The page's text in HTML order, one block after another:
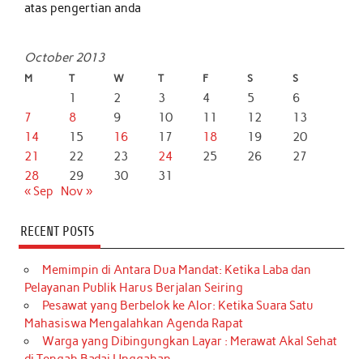
atas pengertian anda
October 2013
M T W T F S S
1 2 3 4 5
6
7
8 9 10 11 12
13
14
15 16 17 18 19
20
21
22 23 24 25 26
27
28
29 30
31
« Sep
Nov »
RECENT POSTS
Memimpin di Antara Dua Mandat: Ketika Laba dan
Pelayanan Publik Harus Berjalan Seiring
Pesawat yang Berbelok ke Alor: Ketika Suara Satu
Mahasiswa Mengalahkan Agenda Rapat
Warga yang Dibingungkan Layar : Merawat Akal Sehat